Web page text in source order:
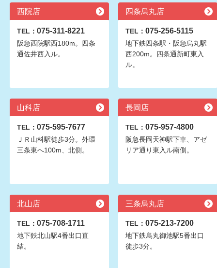
西院店
TEL： 075-311-8221
阪急西院駅西180m。四条
通佐井西入ル。
四条烏丸店
TEL： 075-256-5115
地下鉄四条駅・阪急烏丸駅
西200m。四条通新町東入
ル。
山科店
TEL： 075-595-7677
ＪＲ山科駅徒歩3分。外環
三条東へ100m、北側。
長岡店
TEL： 075-957-4800
阪急長岡天神駅下車、アゼ
リア通り東入ル南側。
北山店
TEL： 075-708-1711
地下鉄北山駅4番出口直
結。
三条烏丸店
TEL： 075-213-7200
地下鉄烏丸御池駅5番出口
徒歩3分。